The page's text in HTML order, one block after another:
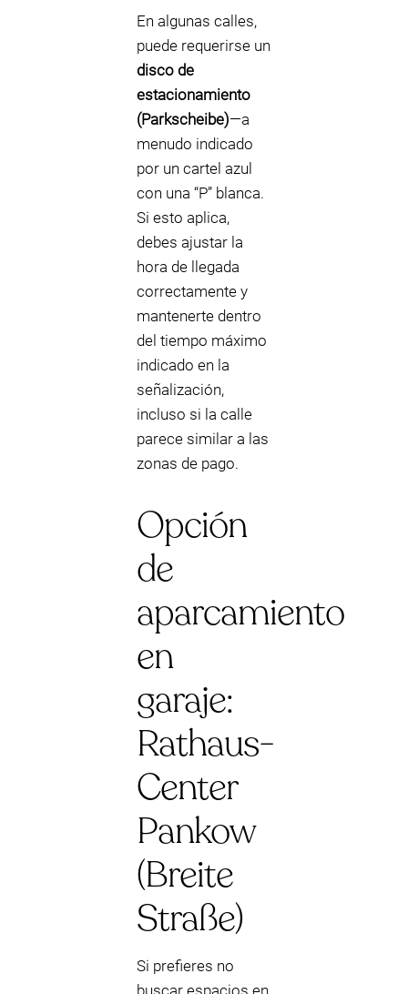
En algunas calles,
puede requerirse un
disco de
estacionamiento
(Parkscheibe)—a
menudo indicado
por un cartel azul
con una “P” blanca.
Si esto aplica,
debes ajustar la
hora de llegada
correctamente y
mantenerte dentro
del tiempo máximo
indicado en la
señalización,
incluso si la calle
parece similar a las
zonas de pago.
Opción
de
aparcamiento
en
garaje:
Rathaus-
Center
Pankow
(Breite
Straße)
Si prefieres no